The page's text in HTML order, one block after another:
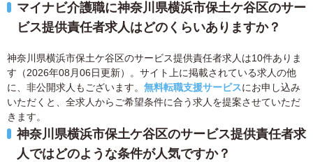
マイナビ介護職に神奈川県横浜市保土ケ谷区のサー
ビス提供責任者求人はどのくらいありますか？
神奈川県横浜市保土ケ谷区のサービス提供責任者求人は10件ありま
す（2026年08月06日更新）。サイト上に掲載されている求人の他
に、非公開求人もございます。 無料転職支援サービスにお申し込み
いただくと、全求人からご希望条件に合う求人を提案させていただ
きます。
神奈川県横浜市保土ケ谷区のサービス提供責任者求
人ではどのような条件が人気ですか？